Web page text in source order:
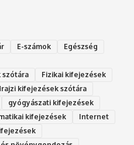
E-számok
Egészség
szótára
Fizikai kifejezések
kifejezések szótára
gyógyászati kifejezések
kifejezések
Internet